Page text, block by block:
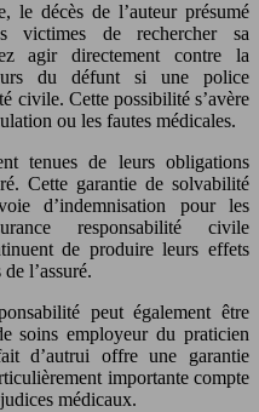
le décès de l’auteur présumé
victimes de rechercher sa
agir directement contre la
du défunt si une police
civile. Cette possibilité s’avère
ou les fautes médicales.
tenues de leurs obligations
Cette garantie de solvabilité
d’indemnisation pour les
responsabilité civile
de produire leurs effets
l’assuré.
peut également être
soins employeur du praticien
d’autrui offre une garantie
importante compte
médicaux.